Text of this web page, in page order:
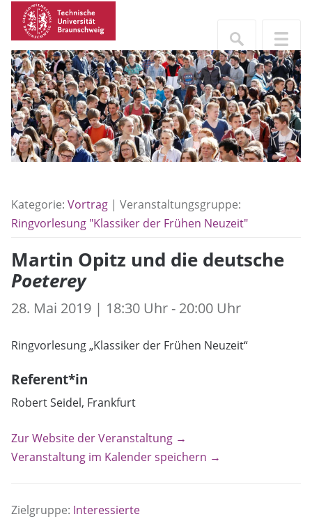
Kategorie: Vortrag | Veranstaltungsgruppe:
Ringvorlesung "Klassiker der Frühen Neuzeit"
Martin Opitz und die deutsche
Poeterey
28. Mai 2019 | 18:30 Uhr - 20:00 Uhr
Ringvorlesung „Klassiker der Frühen Neuzeit“
Referent*in
Robert Seidel, Frankfurt
Zur Website der Veranstaltung →
Veranstaltung im Kalender speichern →
Zielgruppe: Interessierte